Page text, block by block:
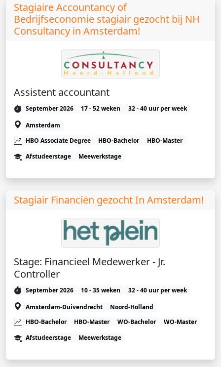
Stagiaire Accountancy of
Bedrijfseconomie stagiair gezocht bij NH
Consultancy in Amsterdam!
Assistent accountant
September 2026 17 - 52 weken
32 - 40 uur per week
Amsterdam
HBO Associate Degree
HBO-Bachelor
HBO-Master
Afstudeerstage
Meewerkstage
Stagiair Financiën gezocht In Amsterdam!
Stage: Financieel Medewerker - Jr.
Controller
September 2026 10 - 35 weken
32 - 40 uur per week
Amsterdam-Duivendrecht
Noord-Holland
HBO-Bachelor
HBO-Master WO-Bachelor
WO-Master
Afstudeerstage
Meewerkstage